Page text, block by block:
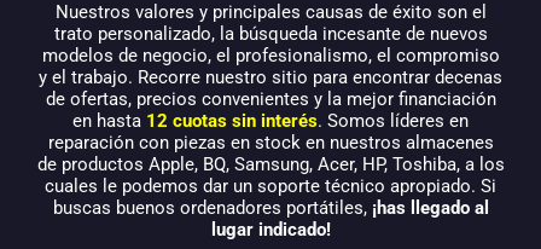
Nuestros valores y principales causas de éxito son el
trato personalizado, la búsqueda incesante de nuevos
modelos de negocio, el profesionalismo, el compromiso
y el trabajo. Recorre nuestro sitio para encontrar decenas
de ofertas, precios convenientes y la mejor financiación
en hasta 12 cuotas sin interés. Somos líderes en
reparación con piezas en stock en nuestros almacenes
de productos Apple, BQ, Samsung, Acer, HP, Toshiba, a los
cuales le podemos dar un soporte técnico apropiado. Si
buscas buenos ordenadores portátiles, ¡has llegado al
lugar indicado!